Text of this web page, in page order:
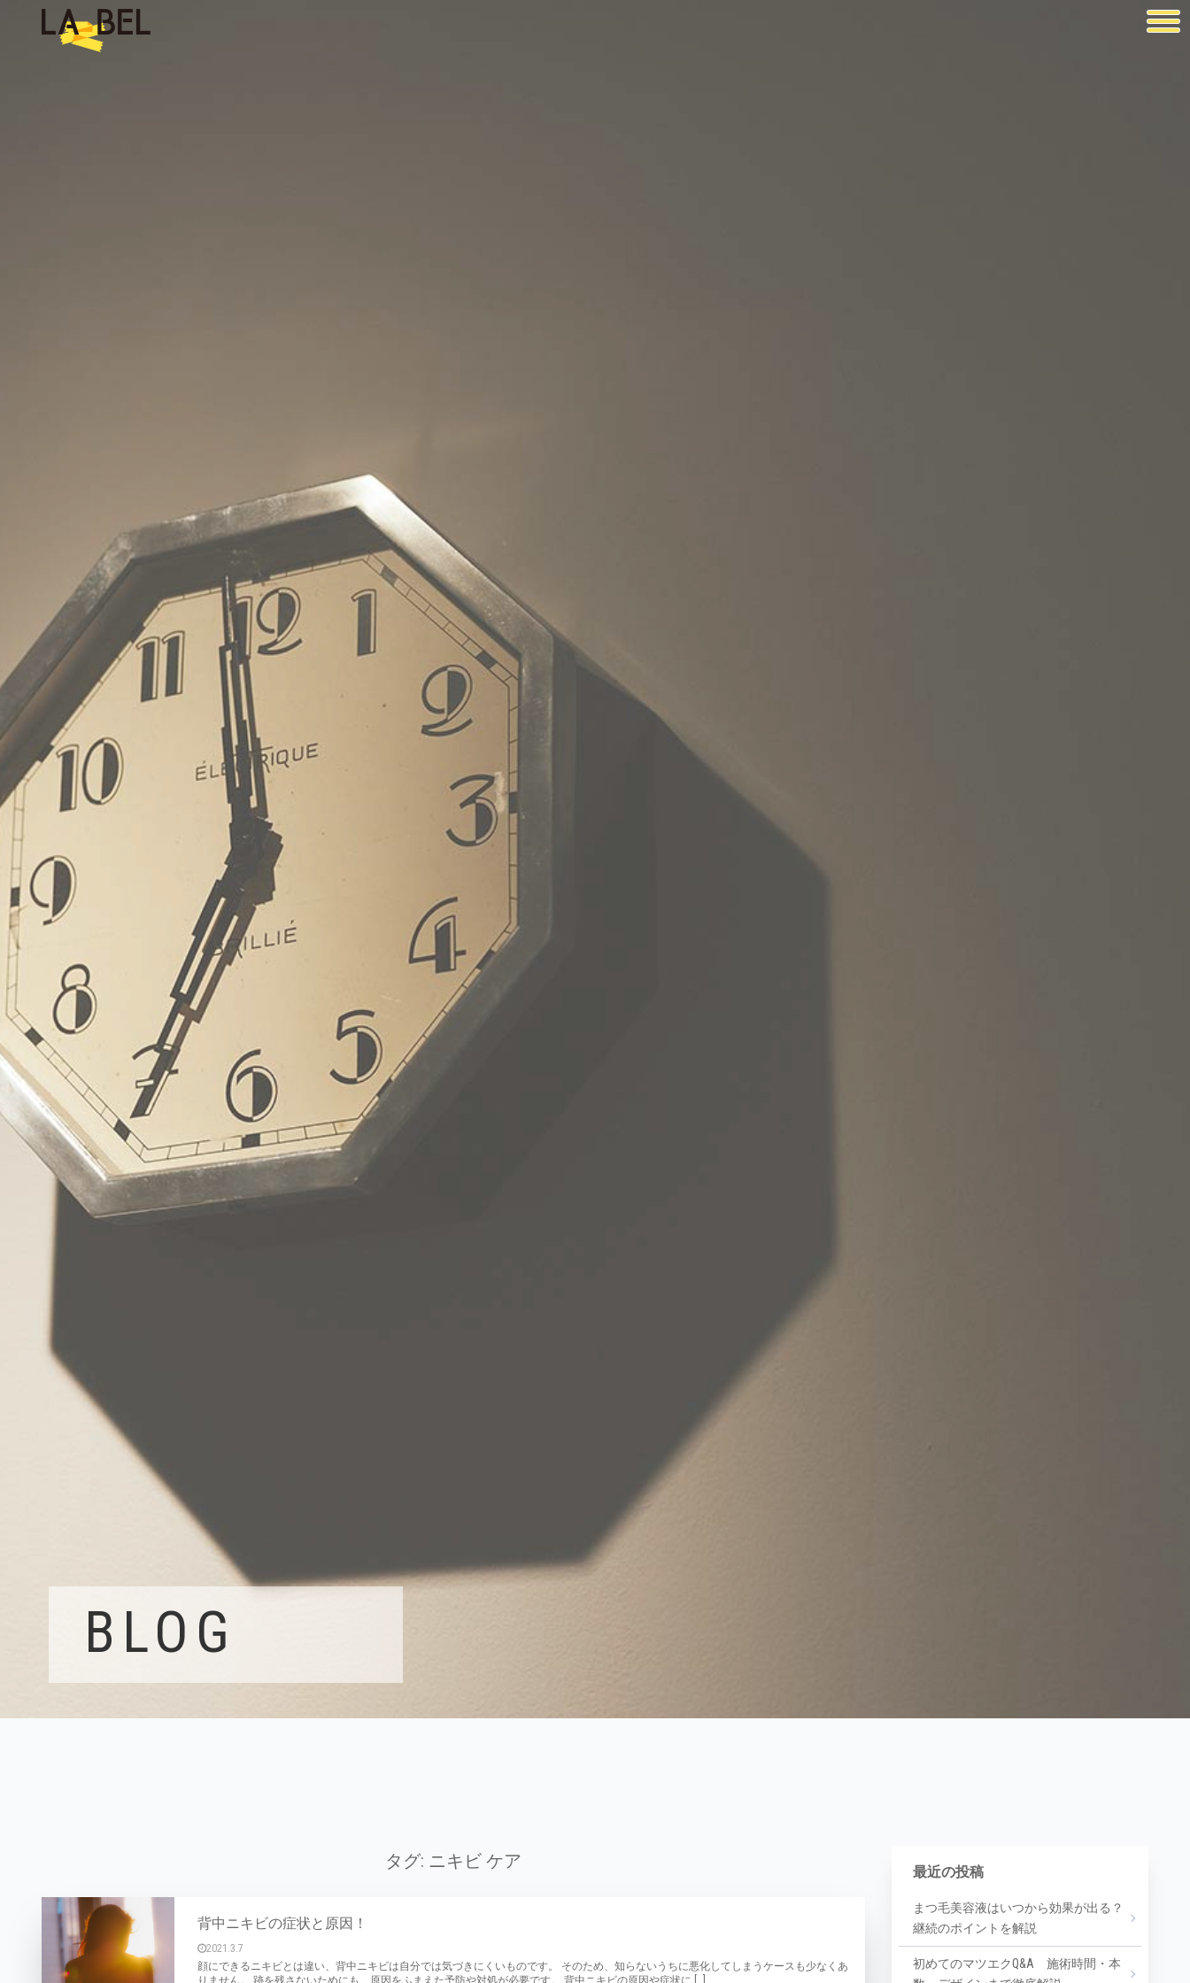
BLOG
タグ: ニキビ ケア
背中ニキビの症状と原因！
2021.3.7
顔にできるニキビとは違い、背中ニキビは自分では気づきにくいものです。 そのため、知らないうちに悪化してしまうケースも少なくあ
りません。 跡を残さないためにも、原因をふまえた予防や対処が必要です。 背中ニキビの原因や症状に […]
最近の投稿
まつ毛美容液はいつから効果が出る？
継続のポイントを解説
初めてのマツエクQ&A 施術時間・本